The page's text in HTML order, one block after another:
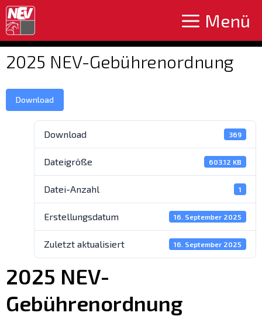
Zum
Inhalt
springen
Menü
2025 NEV-Gebührenordnung
Download
Download 369
Dateigröße 603.12 KB
Datei-Anzahl 1
Erstellungsdatum 16. September 2025
Zuletzt aktualisiert 16. September 2025
2025 NEV-
Gebührenordnung